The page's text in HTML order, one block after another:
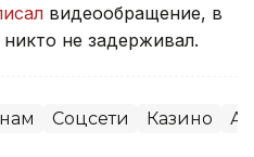
видеообращение, в
не задерживал.
Соцсети Казино